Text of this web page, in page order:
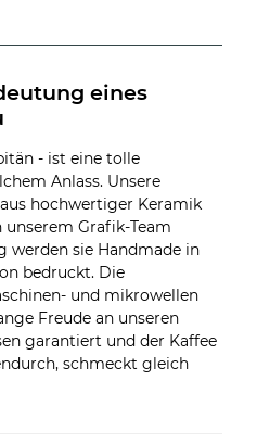
eines
- ist eine tolle
Anlass. Unsere
hochwertiger Keramik
Grafik-Team
werden sie Handmade in
bedruckt. Die
und mikrowellen
Freude an unseren
garantiert und der Kaffee
schmeckt gleich